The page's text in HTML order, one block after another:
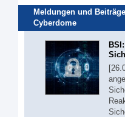
Meldungen und
Cyberdome